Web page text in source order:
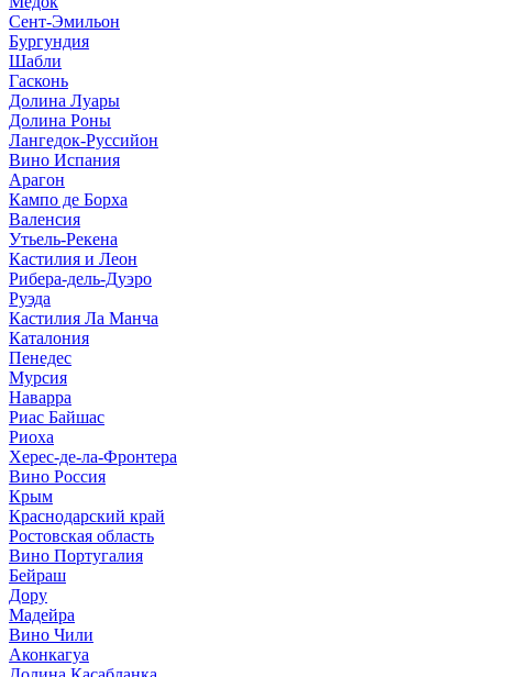
Сент-Эмильон
Бургундия
Шабли
Гасконь
Долина Луары
Долина Роны
Лангедок-Руссийон
Вино Испания
Арагон
Кампо де Борха
Валенсия
Утьель-Рекена
Кастилия и Леон
Рибера-дель-Дуэро
Руэда
Кастилия Ла Манча
Каталония
Пенедес
Мурсия
Наварра
Риас Байшас
Риоха
Херес-де-ла-Фронтера
Вино Россия
Крым
Краснодарский край
Ростовская область
Вино Португалия
Бейраш
Дору
Мадейра
Вино Чили
Аконкагуа